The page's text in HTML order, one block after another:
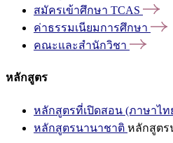
สมัครเข้าศึกษา TCAS
ค่าธรรมเนียมการศึกษา
คณะและสำนักวิชา
หลักสูตร
หลักสูตรที่เปิดสอน (ภาษาไท
หลักสูตรนานาชาติ หลักสูตร